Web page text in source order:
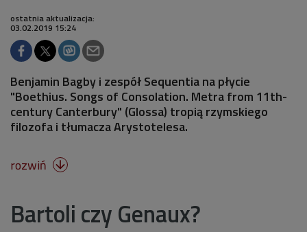
ostatnia aktualizacja:
03.02.2019 15:24
Benjamin Bagby i zespół Sequentia na płycie
"Boethius. Songs of Consolation. Metra from 11th-
century Canterbury" (Glossa) tropią rzymskiego
filozofa i tłumacza Arystotelesa.
rozwiń 
Bartoli czy Genaux?